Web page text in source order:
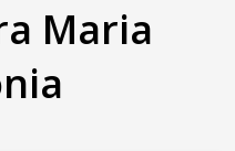
Maria